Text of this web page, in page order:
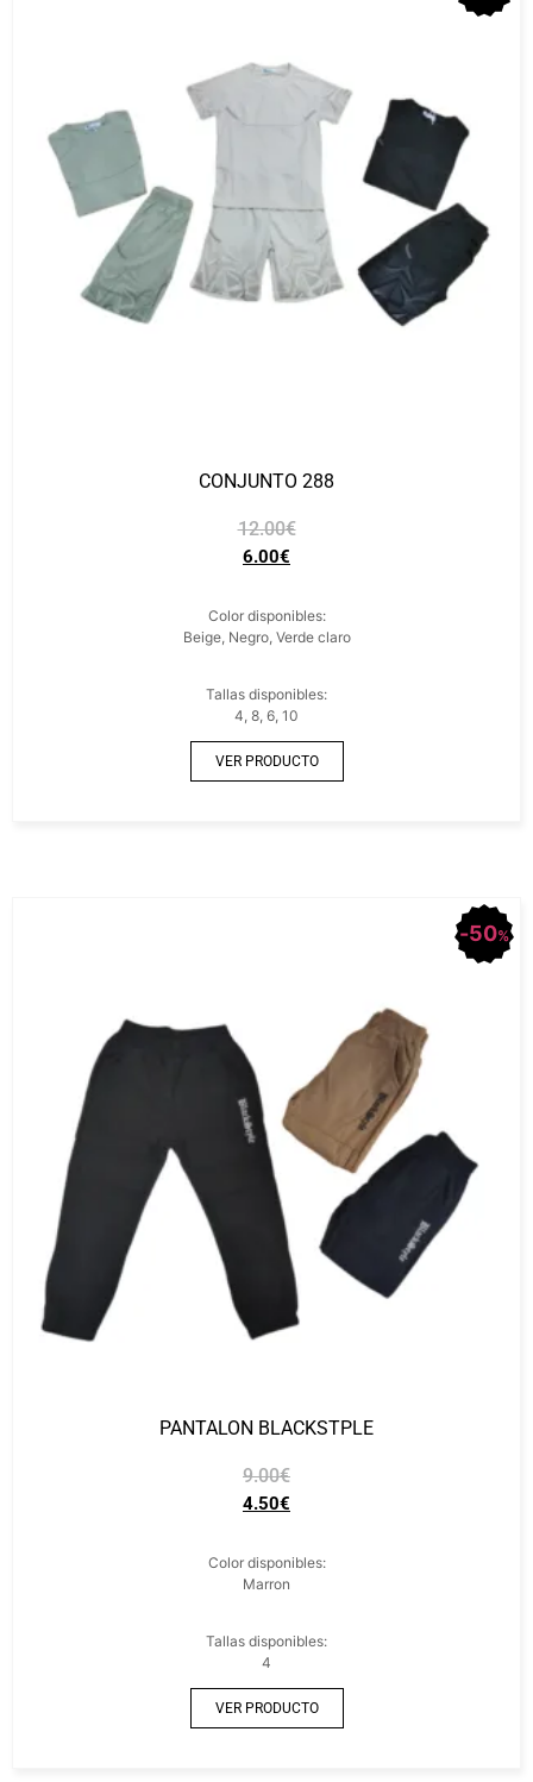
CONJUNTO 288
12.00€
6.00€
Color disponibles:
Beige, Negro, Verde claro
Tallas disponibles:
4, 8, 6, 10
VER PRODUCTO
50%
PANTALON BLACKSTPLE
9.00€
4.50€
Color disponibles:
Marron
Tallas disponibles:
4
VER PRODUCTO